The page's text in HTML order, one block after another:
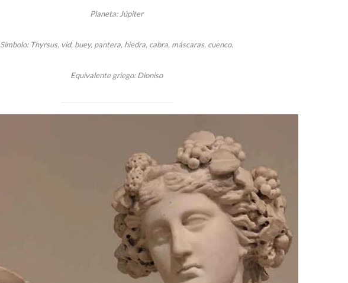
Planeta: Júpiter
Símbolo: Thyrsus, vid, buey, pantera, hiedra, cabra, máscaras, cuenco.
Equivalente griego: Dioniso